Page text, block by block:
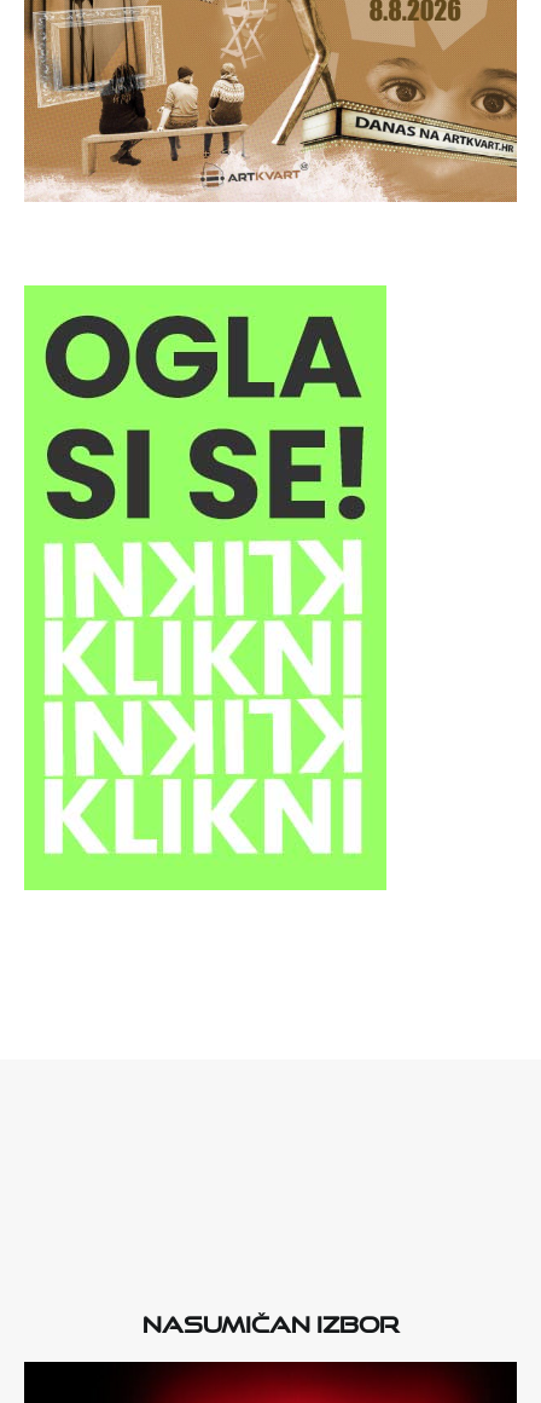
Nasumičan izbor